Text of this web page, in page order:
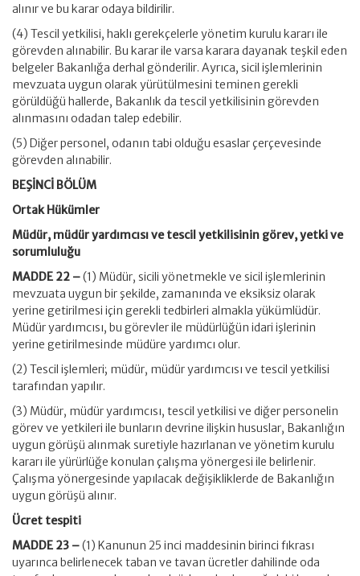
alınır ve bu karar odaya bildirilir.
(4) Tescil yetkilisi, haklı gerekçelerle yönetim kurulu kararı ile
görevden alınabilir. Bu karar ile varsa karara dayanak teşkil eden
belgeler Bakanlığa derhal gönderilir. Ayrıca, sicil işlemlerinin
mevzuata uygun olarak yürütülmesini teminen gerekli
görüldüğü hallerde, Bakanlık da tescil yetkilisinin görevden
alınmasını odadan talep edebilir.
(5) Diğer personel, odanın tabi olduğu esaslar çerçevesinde
görevden alınabilir.
BEŞİNCİ BÖLÜM
Ortak Hükümler
Müdür, müdür yardımcısı ve tescil yetkilisinin görev, yetki ve
sorumluluğu
MADDE 22 –(1) Müdür, sicili yönetmekle ve sicil işlemlerinin
mevzuata uygun bir şekilde, zamanında ve eksiksiz olarak
yerine getirilmesi için gerekli tedbirleri almakla yükümlüdür.
Müdür yardımcısı, bu görevler ile müdürlüğün idari işlerinin
yerine getirilmesinde müdüre yardımcı olur.
(2) Tescil işlemleri; müdür, müdür yardımcısı ve tescil yetkilisi
tarafından yapılır.
(3) Müdür, müdür yardımcısı, tescil yetkilisi ve diğer personelin
görev ve yetkileri ile bunların devrine ilişkin hususlar, Bakanlığın
uygun görüşü alınmak suretiyle hazırlanan ve yönetim kurulu
kararı ile yürürlüğe konulan çalışma yönergesi ile belirlenir.
Çalışma yönergesinde yapılacak değişikliklerde de Bakanlığın
uygun görüşü alınır.
Ücret tespiti
MADDE 23 –(1) Kanunun 25 inci maddesinin birinci fıkrası
uyarınca belirlenecek taban ve tavan ücretler dahilinde oda